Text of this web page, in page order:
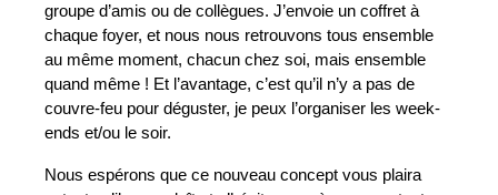
groupe d’amis ou de collègues. J’envoie un coffret à
chaque foyer, et nous nous retrouvons tous ensemble
au même moment, chacun chez soi, mais ensemble
quand même ! Et l’avantage, c’est qu’il n’y a pas de
couvre-feu pour déguster, je peux l’organiser les week-
ends et/ou le soir.
Nous espérons que ce nouveau concept vous plaira